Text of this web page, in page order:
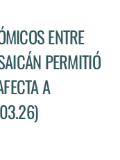
ENTRE
PERMITIÓ
A